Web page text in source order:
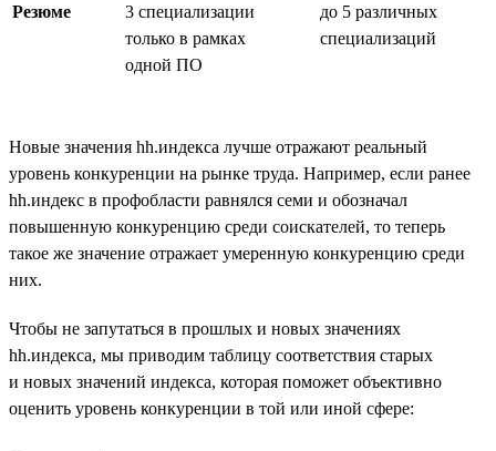
Резюме
3 специализации
только в рамках
одной ПО
до 5 различных
специализаций
Новые значения hh.индекса лучше отражают реальный
уровень конкуренции на рынке труда. Например, если ранее
hh.индекс в профобласти равнялся семи и обозначал
повышенную конкуренцию среди соискателей, то теперь
такое же значение отражает умеренную конкуренцию среди
них.
Чтобы не запутаться в прошлых и новых значениях
hh.индекса, мы приводим таблицу соответствия старых
и новых значений индекса, которая поможет объективно
оценить уровень конкуренции в той или иной сфере: